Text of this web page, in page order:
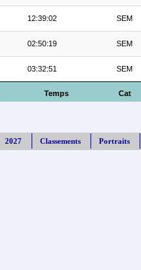
Temps Cat
12:39:02 SEM
02:50:19 SEM
03:32:51 SEM
2027 Classements Portraits